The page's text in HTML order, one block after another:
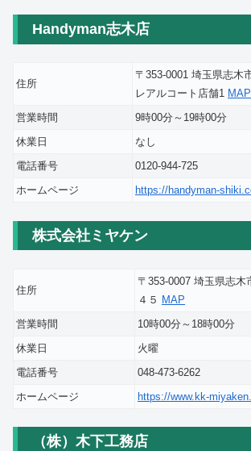
Handyman志木店
住所
〒353-0001 埼玉県志木
レアルコート店舗1 MAP
営業時間
9時00分～19時00分
休業日
なし
電話番号
0120-944-725
ホームページ
https://handyman-
株式会社ミヤケン
住所
〒353-0007 埼玉県志木
４５ MAP
営業時間
10時00分～18時00分
休業日
火曜
電話番号
048-473-6262
ホームページ
https://www.kk-
（株）木下工務店